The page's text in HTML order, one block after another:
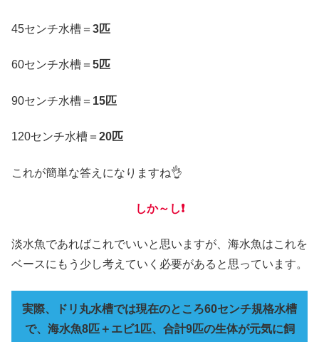
45センチ水槽＝ 3匹
60センチ水槽＝ 5匹
90センチ水槽＝ 15匹
120センチ水槽＝ 20匹
これが簡単な答えになりますね👌
しか～し❗
淡水魚であればこれでいいと思いますが、海水魚はこれを
ベースにもう少し考えていく必要があると思っています。
実際、ドリ丸水槽では現在のところ60センチ規格水槽
で、海水魚8匹＋エビ1匹、合計9匹の生体が元気に飼